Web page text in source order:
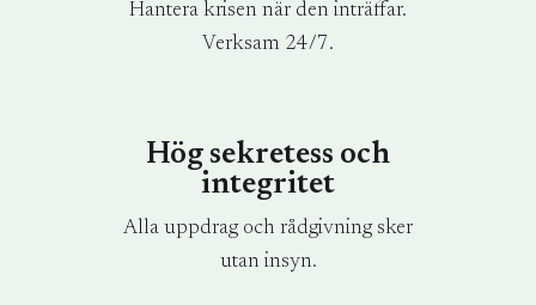
Hantera krisen när den inträffar.
Verksam 24/7.
Hög sekretess och
integritet
Alla uppdrag och rådgivning sker
utan insyn.